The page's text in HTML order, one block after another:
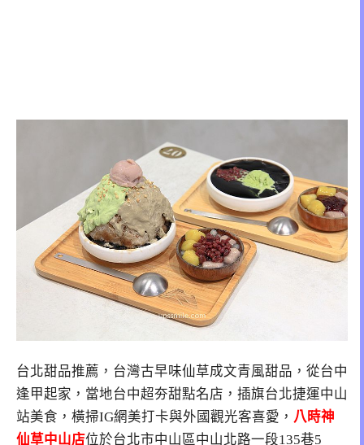
台北甜品推薦，台灣古早味仙草成文青風甜品，從台中
逢甲起家，當地台中超夯甜點名店，插旗台北捷運中山
站美食，橫掃IG網美打卡與外國觀光客喜愛， 八時神
仙草中山店位於台北市中山區中山北路一段135巷5